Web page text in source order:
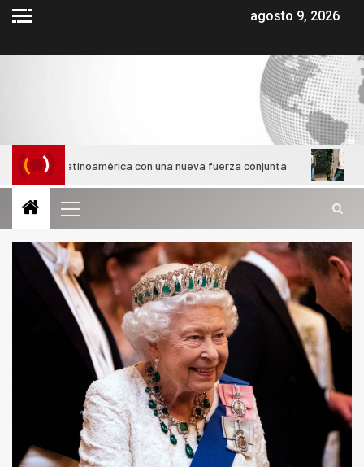
agosto 9, 2026
Latinoamérica con una nueva fuerza conjunta ¿Cómo